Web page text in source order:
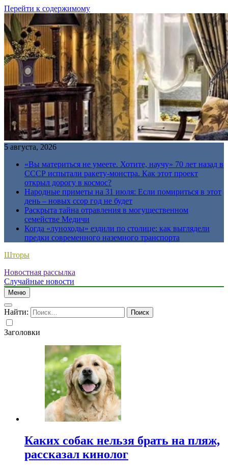
Перейти к содержимому
5 августа, 2026
«Вы материться не умеете. Хотите, научу» 70 лет назад в
СССР испытали ракету-монстра. Как этот проект
открыл дорогу в космос?
Народные приметы на 31 июля: Если помириться в этот
день – новых ссор год не будет
Раскрыта тайна отравления в могущественном
семействе Медичи
Когда «луноходы» ездили по столице: как выглядели
предки современного наземного транспорта
Шторы
Новостная рассылка
Случайные новости
Меню
Найти:
Заголовки
Каких собак нельзя брать на пляж,
рассказал кинолог